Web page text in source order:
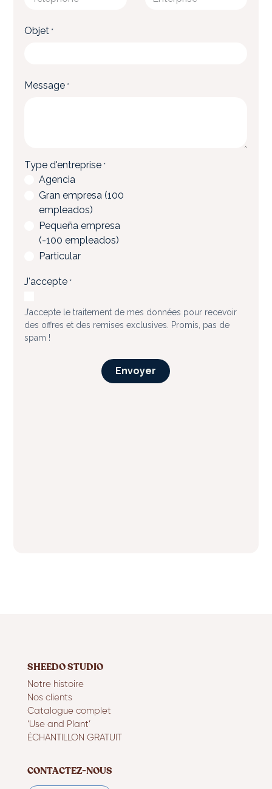
SHEEDO STUDIO
Notre histoire
Nos clients
Catalogue complet
‘Use and Plant’
ÉCHANTILLON GRATUIT
CONTACTEZ-NOUS